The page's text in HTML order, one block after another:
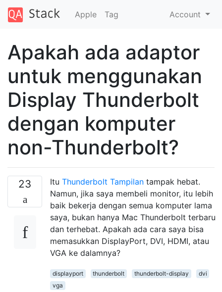
Apple Tag Account
Apakah ada adaptor
untuk menggunakan
Display Thunderbolt
dengan komputer
non-Thunderbolt?
23 Itu Thunderbolt Tampilan tampak hebat.
Namun, jika saya membeli monitor, itu lebih
baik bekerja dengan semua komputer lama
saya, bukan hanya Mac Thunderbolt terbaru
dan terhebat. Apakah ada cara saya bisa
memasukkan DisplayPort, DVI, HDMI, atau
VGA ke dalamnya?
displayport thunderbolt thunderbolt-display
dvi
vga